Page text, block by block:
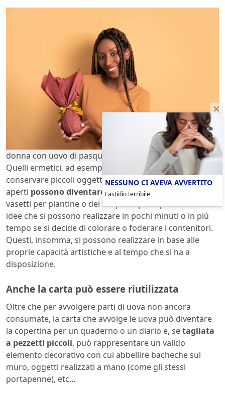
donna con uovo di pasqua
Quelli ermetici, ad esempio, si possono usare per
conservare piccoli oggetti, bracciali o collane. Quelli
aperti possono diventare invece dei bicchieri,
vasetti per piantine o dei simpatici portapenne. Tutte
idee che si possono realizzare in pochi minuti o in più
tempo se si decide di colorare o foderare i contenitori.
Questi, insomma, si possono realizzare in base alle
proprie capacità artistiche e al tempo che si ha a
disposizione.
Anche la carta può essere riutilizzata
Oltre che per avvolgere parti di uova non ancora
consumate, la carta che avvolge le uova può diventare
la copertina per un quaderno o un diario e, setagliata
a pezzetti piccoli, può rappresentare un valido
elemento decorativo con cui abbellire bacheche sul
muro, oggetti realizzati a mano (come gli stessi
portapenne), etc…
NESSUNO CI AVEVA AVVERTITO
Fastidio terribile